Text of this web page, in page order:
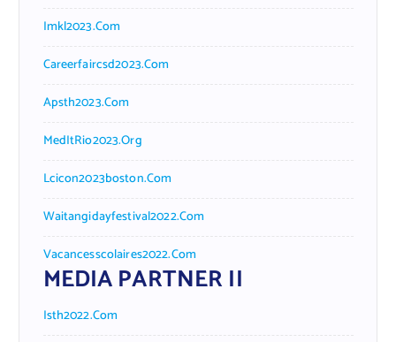
Imkl2023.com
Careerfaircsd2023.com
Apsth2023.com
MedItRio2023.org
Lcicon2023boston.com
Waitangidayfestival2022.com
Vacancesscolaires2022.com
MEDIA PARTNER II
Isth2022.com